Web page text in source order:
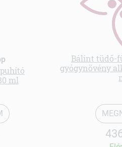
ml
Bálint tüdő-
gyógynövény